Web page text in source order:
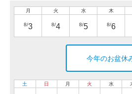
月
8/3
火
8/4
水
8/5
木
8/6
今年のお盆休
土 日 月 火 水